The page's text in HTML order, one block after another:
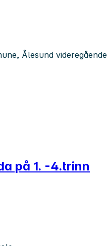
Ålesund videregående
på 1. -4.trinn